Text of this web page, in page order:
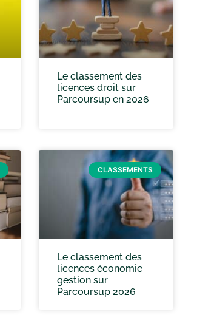
Le classement des
licences droit sur
Parcoursup en 2026
CLASSEMENTS
Le classement des
licences économie
gestion sur
Parcoursup 2026